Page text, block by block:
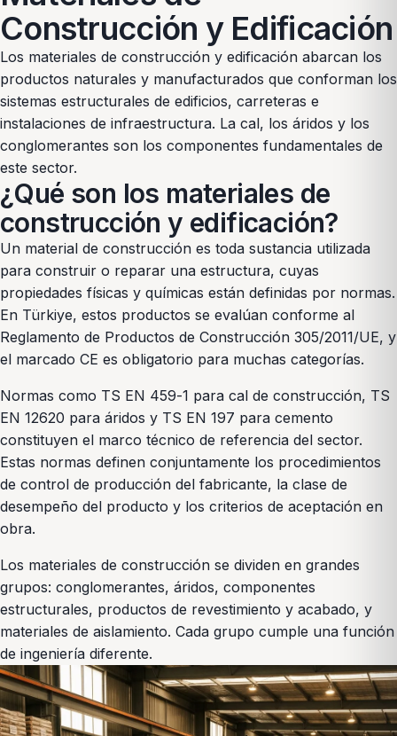
Construcción y Edificación
Los materiales de construcción y edificación abarcan los
productos naturales y manufacturados que conforman los
sistemas estructurales de edificios, carreteras e
instalaciones de infraestructura. La cal, los áridos y los
conglomerantes son los componentes fundamentales de
este sector.
¿Qué son los materiales de
construcción y edificación?
Un material de construcción es toda sustancia utilizada
para construir o reparar una estructura, cuyas
propiedades físicas y químicas están definidas por normas.
En Türkiye, estos productos se evalúan conforme al
Reglamento de Productos de Construcción 305/2011/UE, y
el marcado CE es obligatorio para muchas categorías.
Normas como TS EN 459-1 para cal de construcción, TS
EN 12620 para áridos y TS EN 197 para cemento
constituyen el marco técnico de referencia del sector.
Estas normas definen conjuntamente los procedimientos
de control de producción del fabricante, la clase de
desempeño del producto y los criterios de aceptación en
obra.
Los materiales de construcción se dividen en grandes
grupos: conglomerantes, áridos, componentes
estructurales, productos de revestimiento y acabado, y
materiales de aislamiento. Cada grupo cumple una función
de ingeniería diferente.